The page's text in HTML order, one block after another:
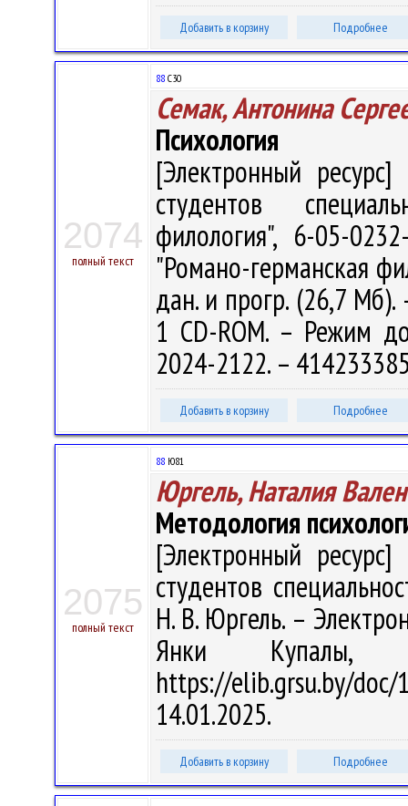
Добавить в корзину Подробнее
2074
полный текст
88 С30
Семак, Антонина
Психология
[Электронный
студентов
филология", 6-05-
"Романо-германская
дан. и прогр. (26,7
1 CD-ROM. – Режим
2024-2122. –
Добавить в корзину Подробнее
2075
полный текст
88 Ю81
Юргель, Наталия
Методология
[Электронный
студентов
Н. В. Юргель. –
Янки
https://elib.grsu.by/
14.01.2025.
Добавить в корзину Подробнее